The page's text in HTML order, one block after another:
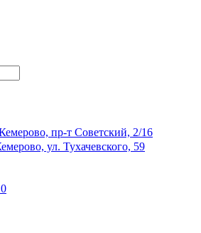
пр-т Советский, 2/16
ул. Тухачевского, 59
0